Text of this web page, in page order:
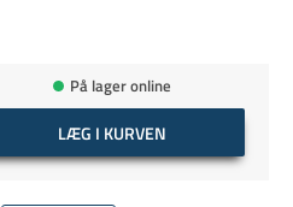
På lager online
LÆG I KURVEN